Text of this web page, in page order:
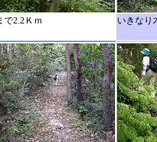
で2.2Ｋｍ いきなり